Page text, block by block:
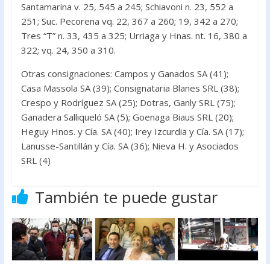
Santamarina v. 25, 545 a 245; Schiavoni n. 23, 552 a
251; Suc. Pecorena vq. 22, 367 a 260; 19, 342 a 270;
Tres “T” n. 33, 435 a 325; Urriaga y Hnas. nt. 16, 380 a
322; vq. 24, 350 a 310.
Otras consignaciones: Campos y Ganados SA (41);
Casa Massola SA (39); Consignataria Blanes SRL (38);
Crespo y Rodríguez SA (25); Dotras, Ganly SRL (75);
Ganadera Salliqueló SA (5); Goenaga Biaus SRL (20);
Heguy Hnos. y Cía. SA (40); Irey Izcurdia y Cía. SA (17);
Lanusse-Santillán y Cía. SA (36); Nieva H. y Asociados
SRL (4)
También te puede gustar